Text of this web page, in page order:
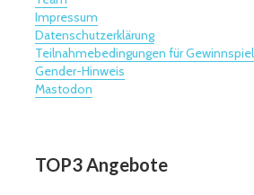
Impressum
Datenschutzerklärung
Teilnahmebedingungen für
Gender-Hinweis
Mastodon
TOP3 Angebote